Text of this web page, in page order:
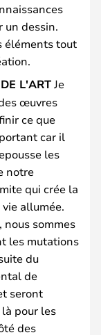
un dessin.
éléments tout
L'ART Je
œuvres
ce que
car il
les
notre
qui crée la
allumée.
sommes
les mutations
du
de
seront
pour les
des